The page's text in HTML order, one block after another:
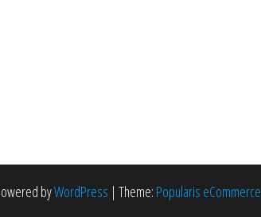
byWordPress | Theme: Popularis eCommerce